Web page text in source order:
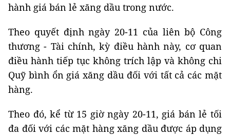
hành giá bán lẻ xăng dầu trong nước.
Theo quyết định ngày 20-11 của liên bộ Công
thương - Tài chính, kỳ điều hành này, cơ quan
điều hành tiếp tục không trích lập và không chi
Quỹ bình ổn giá xăng dầu đối với tất cả các mặt
hàng.
Theo đó, kể từ 15 giờ ngày 20-11, giá bán lẻ tối
đa đối với các mặt hàng xăng dầu được áp dụng